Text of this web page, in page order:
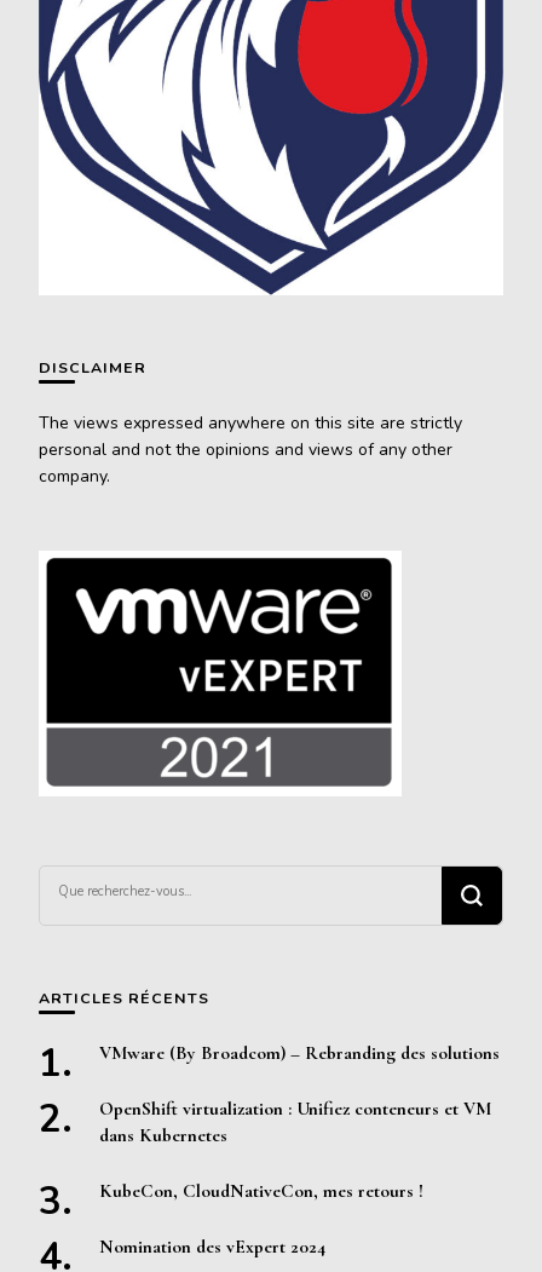
DISCLAIMER
The views expressed anywhere on this site are strictly
personal and not the opinions and views of any other
company.
recherchiez
quelque
ARTICLES RÉCENTS
VMware (By Broadcom) – Rebranding des solutions
OpenShift virtualization : Unifiez conteneurs et VM
dans Kubernetes
KubeCon, CloudNativeCon, mes retours !
Nomination des vExpert 2024